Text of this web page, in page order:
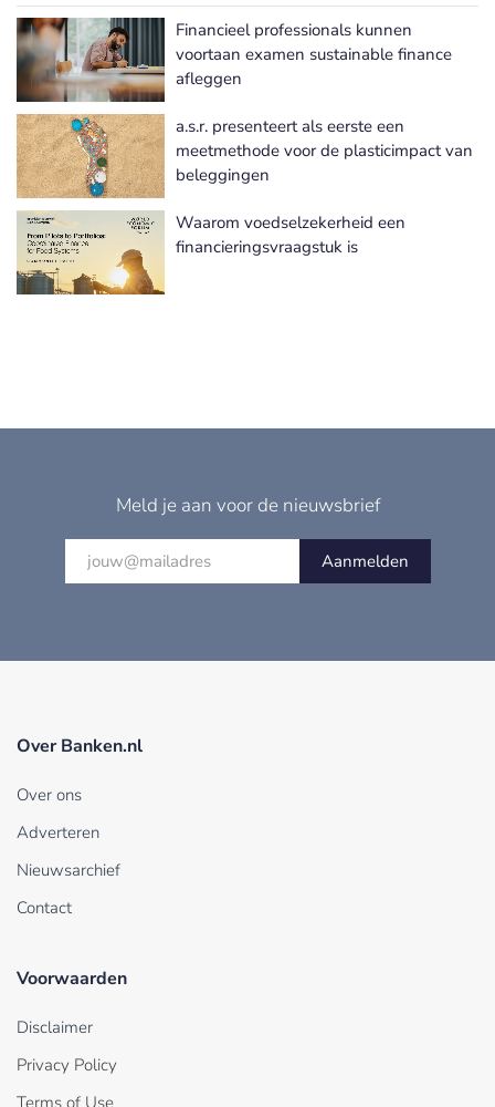
Meer Sustainable finance nieuws
Financieel professionals kunnen
voortaan examen sustainable finance
afleggen
a.s.r. presenteert als eerste een
meetmethode voor de plasticimpact van
beleggingen
Waarom voedselzekerheid een
financieringsvraagstuk is
Meld je aan voor de nieuwsbrief
Aanmelden
Over Banken.nl
Over ons
Adverteren
Nieuwsarchief
Contact
Voorwaarden
Disclaimer
Privacy Policy
Terms of Use